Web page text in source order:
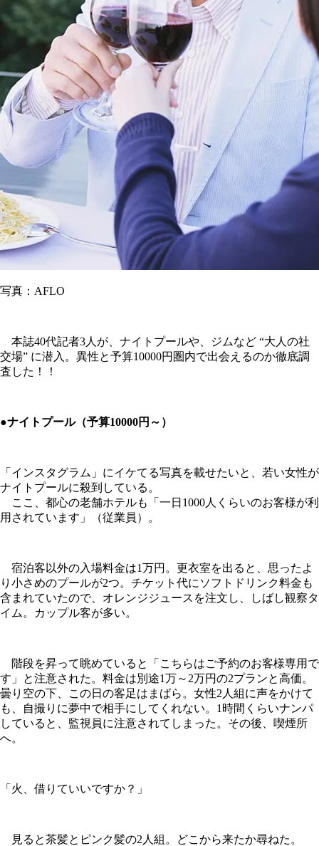
写真：AFLO
本誌40代記者3人が、ナイトプールや、ジムなど “大人の社
交場” に潜入。異性と予算10000円圏内で出会えるのか徹底調
査した！！
●ナイトプール（予算10000円～）
「インスタグラム」にイケてる写真を載せたいと、若い女性が
ナイトプールに殺到している。
ここ、都心の老舗ホテルも「一日1000人くらいのお客様が利
用されています」（従業員）。
宿泊客以外の入場料金は1万円。更衣室を出ると、思ったよ
り小さめのプールが2つ。チケット代にソフトドリンク料金も
含まれていたので、オレンジジュースを注文し、しばし観察タ
イム。カップル客が多い。
階段を昇って眺めていると「こちらはご予約のお客様専用で
す」と注意された。料金は別途1万～2万円の2プランと高価。
曇り空の下、この日の客足はまばら。女性2人組に声をかけて
も、自撮りに夢中で相手にしてくれない。1時間くらいナンパ
していると、監視員に注意されてしまった。その後、喫煙所
へ。
「火、借りていいですか？」
見ると茶髪とピンク髪の2人組。どこから来たか尋ねた。